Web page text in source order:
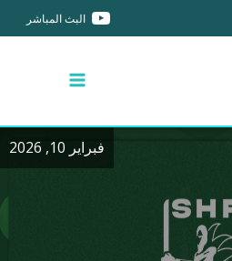
البث المباشر
فبراير 10, 2026